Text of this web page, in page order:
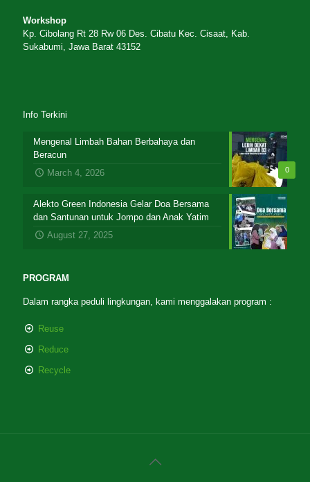
Workshop
Kp. Cibolang Rt 28 Rw 06 Des. Cibatu Kec. Cisaat, Kab.
Sukabumi, Jawa Barat 43152
Info Terkini
0
Mengenal Limbah Bahan Berbahaya dan
Beracun
March 4, 2026
Alekto Green Indonesia Gelar Doa Bersama
dan Santunan untuk Jompo dan Anak Yatim
August 27, 2025
PROGRAM
Dalam rangka peduli lingkungan, kami menggalakan program :
Reuse
Reduce
Recycle